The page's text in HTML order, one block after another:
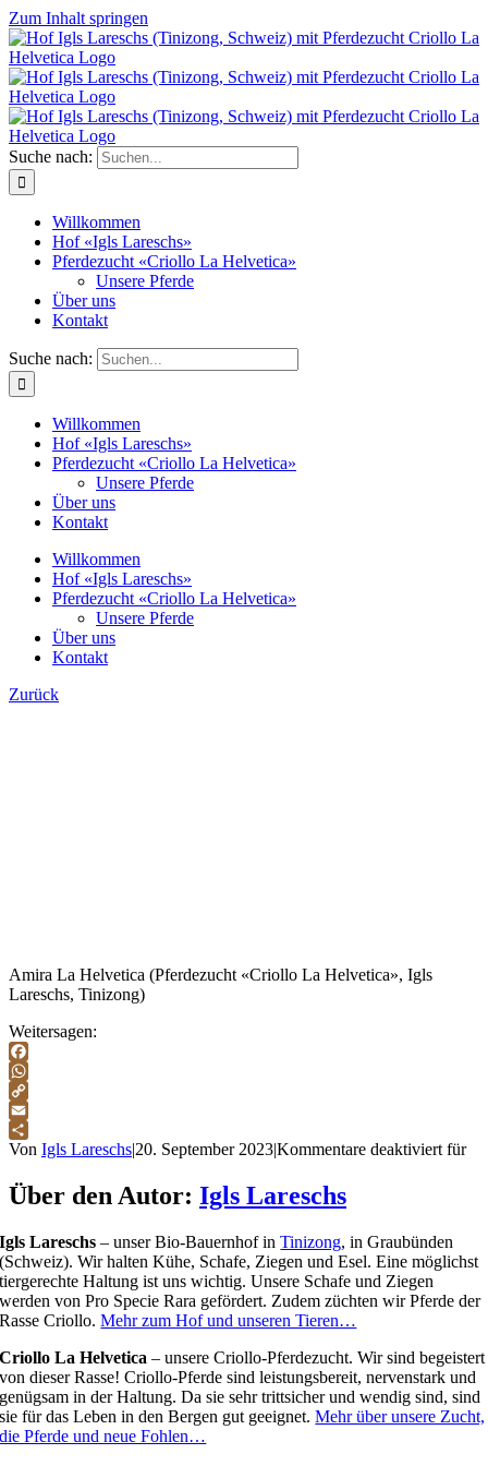
Zum Inhalt springen
Suche nach:
Willkommen
Hof «Igls Lareschs»
Pferdezucht «Criollo La Helvetica»
Unsere Pferde
Über uns
Kontakt
Suche nach:
Willkommen
Hof «Igls Lareschs»
Pferdezucht «Criollo La Helvetica»
Unsere Pferde
Über uns
Kontakt
Willkommen
Hof «Igls Lareschs»
Pferdezucht «Criollo La Helvetica»
Unsere Pferde
Über uns
Kontakt
Zurück
Amira La Helvetica (Pferdezucht «Criollo La Helvetica», Igls
Lareschs, Tinizong)
Weitersagen:
Facebook
WhatsApp
Copy
Link
Email
Teilen
Von Igls Lareschs|20. September 2023|Kommentare deaktiviert für
Über den Autor: Igls Lareschs
Igls Lareschs – unser Bio-Bauernhof inTinizong, in Graubünden
(Schweiz). Wir halten Kühe, Schafe, Ziegen und Esel. Eine möglichst
tiergerechte Haltung ist uns wichtig. Unsere Schafe und Ziegen
werden von Pro Specie Rara gefördert. Zudem züchten wir Pferde der
Rasse Criollo.Mehr zum Hof und unseren Tieren…
Criollo La Helvetica – unsere Criollo-Pferdezucht. Wir sind begeistert
von dieser Rasse! Criollo-Pferde sind leistungsbereit, nervenstark und
genügsam in der Haltung. Da sie sehr trittsicher und wendig sind, sind
sie für das Leben in den Bergen gut geeignet.Mehr über unsere Zucht,
die Pferde und neue Fohlen…